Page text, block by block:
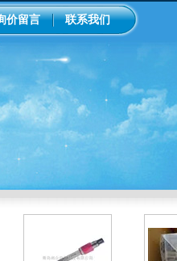
价留言 联系我们